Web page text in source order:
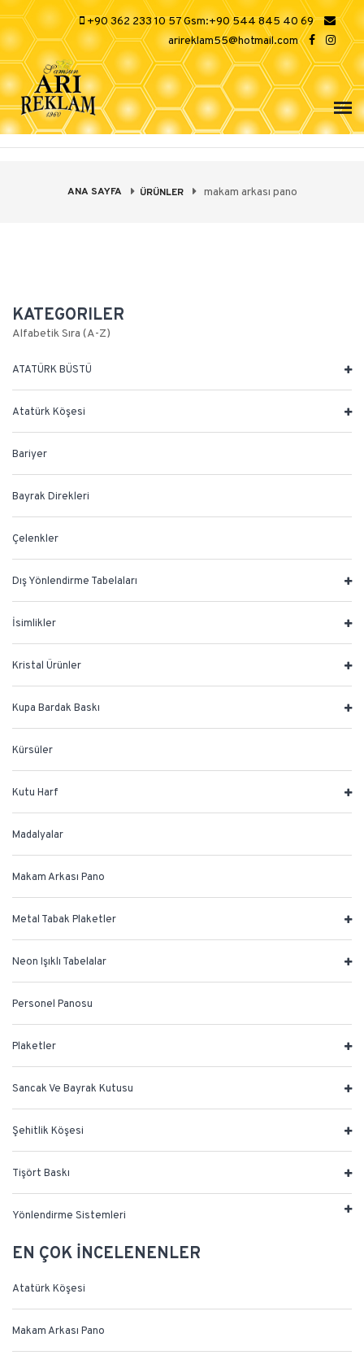
+90 362 233 10 57 Gsm:+90 544 845 40 69
arireklam55@hotmail.com
ANA SAYFA ÜRÜNLER makam arkası pano
KATEGORILER
Alfabetik Sıra (A-Z)
ATATÜRK BÜSTÜ
Atatürk Köşesi
Bariyer
Bayrak Direkleri
Çelenkler
Dış Yönlendirme Tabelaları
İsimlikler
Kristal Ürünler
Kupa Bardak Baskı
Kürsüler
Kutu Harf
Madalyalar
Makam Arkası Pano
Metal Tabak Plaketler
Neon Işıklı Tabelalar
Personel Panosu
Plaketler
Sancak Ve Bayrak Kutusu
Şehitlik Köşesi
Tişört Baskı
Yönlendirme Sistemleri
EN ÇOK İNCELENENLER
Atatürk Köşesi
Makam Arkası Pano